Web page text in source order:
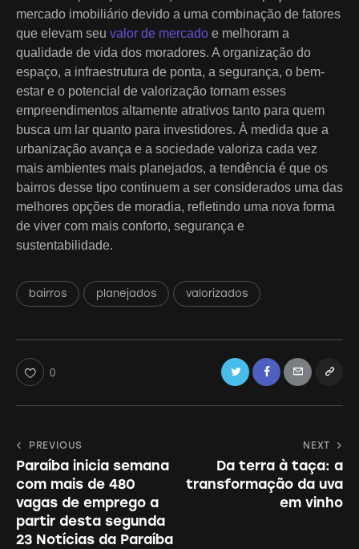
mercado imobiliário devido a uma combinação de fatores
que elevam seu valor de mercado e melhoram a
qualidade de vida dos moradores. A organização do
espaço, a infraestrutura de ponta, a segurança, o bem-
estar e o potencial de valorização tornam esses
empreendimentos altamente atrativos tanto para quem
busca um lar quanto para investidores. À medida que a
urbanização avança e a sociedade valoriza cada vez
mais ambientes mais planejados, a tendência é que os
bairros desse tipo continuem a ser considerados uma das
melhores opções de moradia, refletindo uma nova forma
de viver com mais conforto, segurança e
sustentabilidade.
bairros planejados valorizados
0 Twitter FacebookEmail Copy
Navegação
de
Post
PREVIOUS
Paraíba inicia semana
com mais de 480
vagas de emprego a
partir desta segunda
23 Notícias da Paraíba
NEXT
Da terra à taça: a
transformação da uva
em vinho